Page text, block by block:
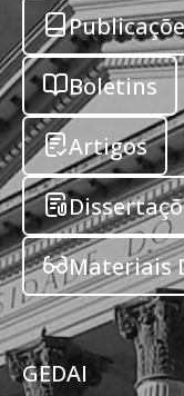
Boletins
Artigos
Materiais
GEDAI